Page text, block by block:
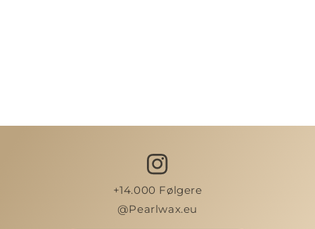
+14.000 Følgere
@Pearlwax.eu